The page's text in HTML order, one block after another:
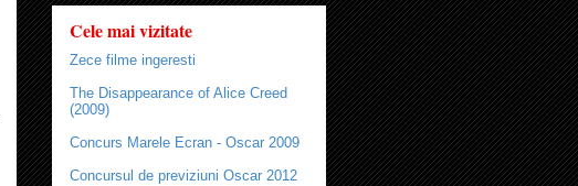
Cele mai vizitate
Zece filme ingeresti
The Disappearance of Alice Creed
(2009)
Concurs Marele Ecran - Oscar 2009
Concursul de previziuni Oscar 2012